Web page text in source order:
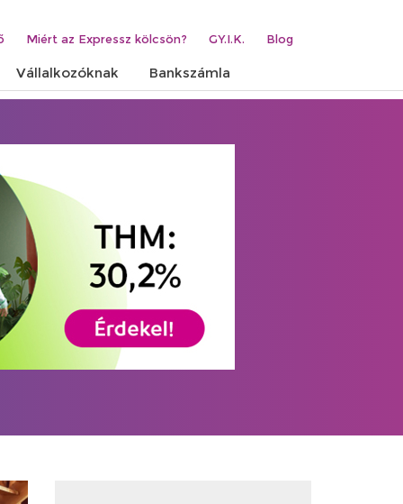
Miért az Expressz kölcsön? GY.I.K. Blog
Vállalkozóknak Bankszámla